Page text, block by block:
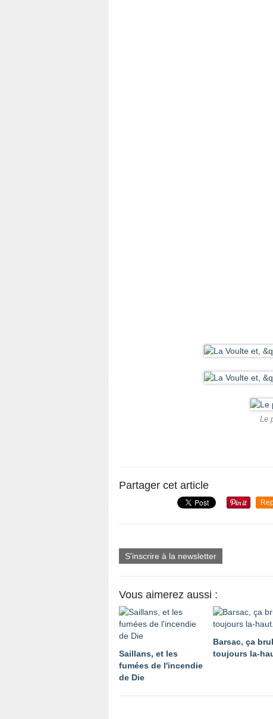
Le
Partager cet article
S'inscrire à la newsletter
Vous aimerez aussi :
Saillans, et les
fumées de l'incendie
de Die
Barsac, ça
toujours la-